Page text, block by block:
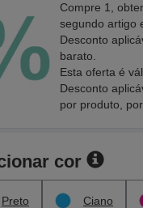
Compre 1,
segundo artigo
Desconto
barato.
Esta oferta é
Desconto
por produto,
cor
Preto Ciano